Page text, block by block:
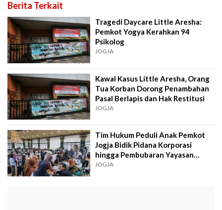
Berita Terkait
Tragedi Daycare Little Aresha:
Pemkot Yogya Kerahkan 94
Psikolog
JOGJA
Kawal Kasus Little Aresha, Orang
Tua Korban Dorong Penambahan
Pasal Berlapis dan Hak Restitusi
JOGJA
Tim Hukum Peduli Anak Pemkot
Jogja Bidik Pidana Korporasi
hingga Pembubaran Yayasan
Little Aresha
JOGJA